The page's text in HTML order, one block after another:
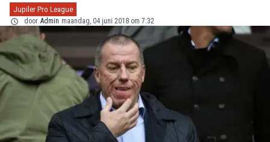
Jupiler Pro League
door Admin maandag, 04 juni 2018 om 7:32